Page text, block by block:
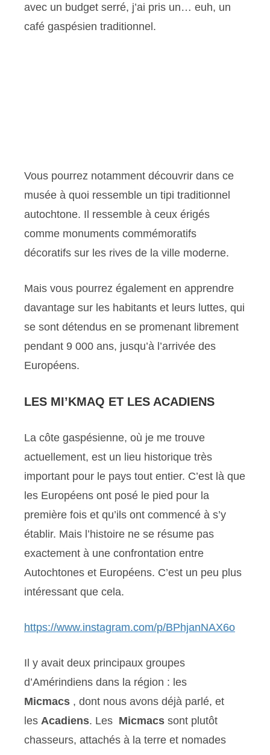
avec un budget serré, j’ai pris un… euh, un
café gaspésien traditionnel.
Vous pourrez notamment découvrir dans ce
musée à quoi ressemble un tipi traditionnel
autochtone. Il ressemble à ceux érigés
comme monuments commémoratifs
décoratifs sur les rives de la ville moderne.
Mais vous pourrez également en apprendre
davantage sur les habitants et leurs luttes, qui
se sont détendus en se promenant librement
pendant 9 000 ans, jusqu’à l’arrivée des
Européens.
LES MI’KMAQ ET LES ACADIENS
La côte gaspésienne, où je me trouve
actuellement, est un lieu historique très
important pour le pays tout entier. C’est là que
les Européens ont posé le pied pour la
première fois et qu’ils ont commencé à s’y
établir. Mais l’histoire ne se résume pas
exactement à une confrontation entre
Autochtones et Européens. C’est un peu plus
intéressant que cela.
https://www.instagram.com/p/BPhjanNAX6o
Il y avait deux principaux groupes
d’Amérindiens dans la région : les
Micmacs , dont nous avons déjà parlé, et
les Acadiens. Les Micmacs sont plutôt
chasseurs, attachés à la terre et nomades